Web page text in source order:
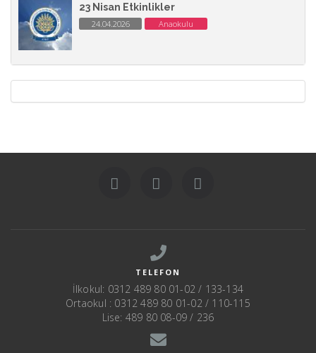
23 Nisan Etkinlikler
24.04.2026 Anaokulu
TELEFON
İlkokul: 0312 489 80 01-02 / 133-134
Ortaokul : 0312 489 80 01-02 / 110-115
Lise: 489 80 08-09 / 236